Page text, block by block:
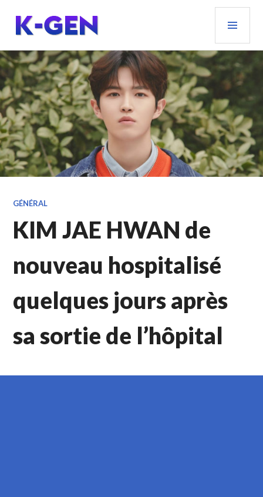
contenu
principal
K-GEN
GÉNÉRAL
KIM JAE HWAN de
nouveau hospitalisé
quelques jours après
sa sortie de l’hôpital